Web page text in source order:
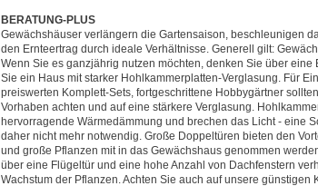
BERATUNG-PLUS
Gewächshäuser verlängern die Gartensaison, beschleunigen
den Ernteertrag durch ideale Verhältnisse. Generell gilt:
Wenn Sie es ganzjährig nutzen möchten, denken Sie über
Sie ein Haus mit starker Hohlkammerplatten-Verglasung. Für
preiswerten Komplett-Sets, fortgeschrittene Hobbygärtner
Vorhaben achten und auf eine stärkere Verglasung.
hervorragende Wärmedämmung und brechen das Licht - eine
daher nicht mehr notwendig. Große Doppeltüren bieten den
und große Pflanzen mit in das Gewächshaus genommen
über eine Flügeltür und eine hohe Anzahl von Dachfenstern
Wachstum der Pflanzen. Achten Sie auch auf unsere günstigen